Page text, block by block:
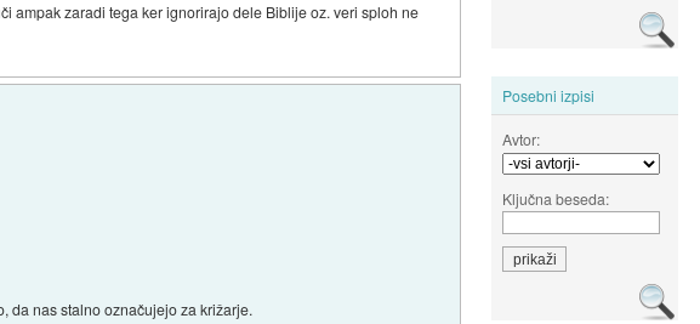
Posebni izpisi
Avtor:
Ključna beseda:
ampak zaradi tega ker ignorirajo dele Biblije oz. veri sploh ne
da nas stalno označujejo za križarje.